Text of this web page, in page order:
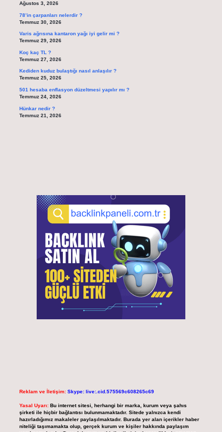
Ağustos 3, 2026
78’in çarpanları nelerdir ?
Temmuz 30, 2026
Varis ağrısına kantaron yağı iyi gelir mi ?
Temmuz 29, 2026
Koç kaç TL ?
Temmuz 27, 2026
Kediden kuduz bulaştığı nasıl anlaşılır ?
Temmuz 25, 2026
501 hesaba enflasyon düzeltmesi yapılır mı ?
Temmuz 24, 2026
Hünkar nedir ?
Temmuz 21, 2026
Reklam ve İletişim: Skype: live:.cid.575569c608265c69
Yasal Uyarı: Bu internet sitesi, herhangi bir marka, kurum veya şahıs
şirketi ile hiçbir bağlantısı bulunmamaktadır. Sitede yalnızca kendi
hazırladığımız makaleler paylaşılmaktadır. Burada yer alan içerikler haber
niteliği taşımamakta olup, gerçek kurum ve kişiler hakkında paylaşım